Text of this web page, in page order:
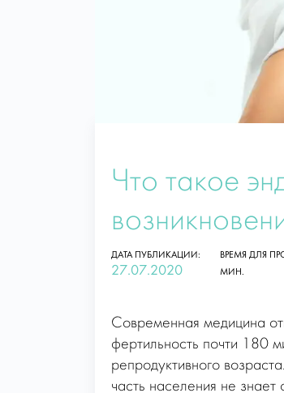
Что такое
ДАТА ПУБЛИКАЦИИ:
27.07.2020
ВРЕМЯ ДЛЯ
МИН.
Современная медицина
фертильность почти 180
репродуктивного
часть населения не знает